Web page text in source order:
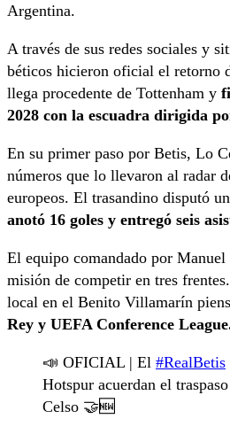
Argentina.
A través de sus redes sociales y
béticos hicieron oficial el retorno
llega procedente de Tottenham y
2028 con la escuadra dirigida
En su primer paso por Betis, Lo
números que lo llevaron al radar
europeos. El trasandino disputó
anotó 16 goles y entregó seis
El equipo comandado por
misión de competir en tres
local en el Benito Villamarín
Rey y UEFA Conference
📣 OFICIAL | El #RealBetis
Hotspur acuerdan el
Celso 🤝🆕